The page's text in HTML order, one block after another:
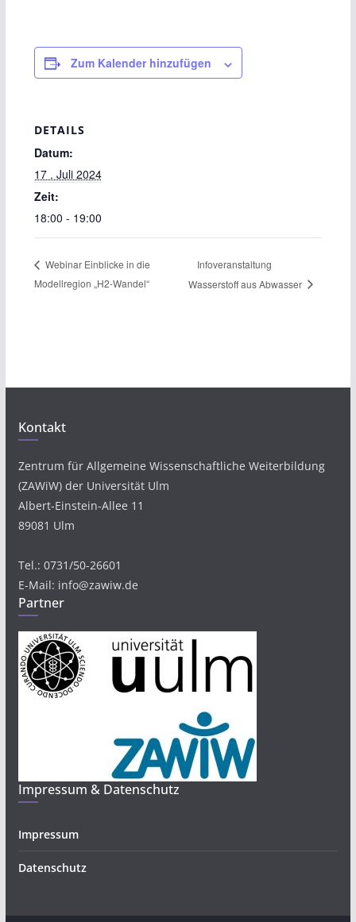
Zum Kalender hinzufügen
DETAILS
Datum:
17 . Juli 2024
Zeit:
18:00 - 19:00
Webinar Einblicke in die
Modellregion „H2-Wandel“
Infoveranstaltung
Wasserstoff aus Abwasser
Kontakt
Zentrum für Allgemeine Wissenschaftliche Weiterbildung
(ZAWiW) der Universität Ulm
Albert-Einstein-Allee 11
89081 Ulm
Tel.: 0731/50-26601
E-Mail: info@zawiw.de
Partner
Impressum & Datenschutz
Impressum
Datenschutz